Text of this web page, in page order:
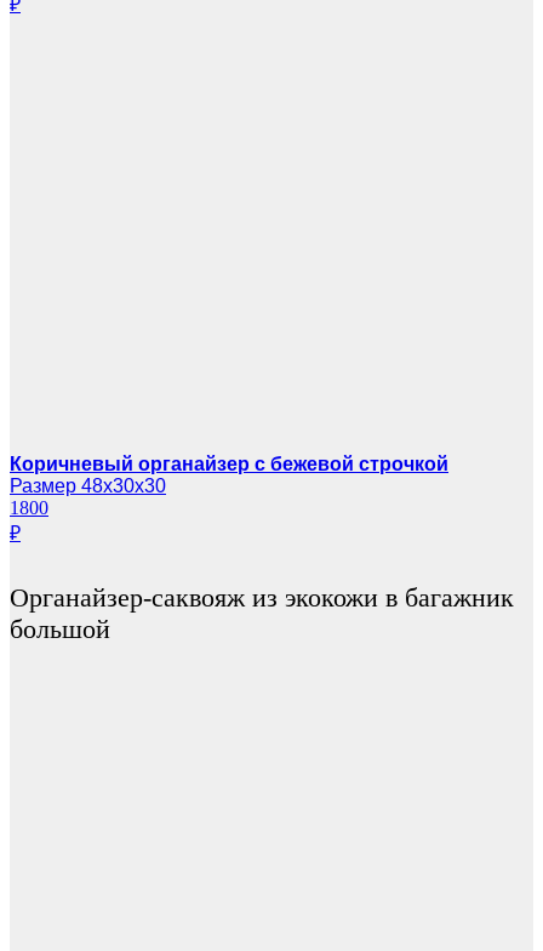
₽
Коричневый органайзер с бежевой строчкой
Размер 48х30х30
1800
₽
Органайзер-саквояж из экокожи в багажник
большой